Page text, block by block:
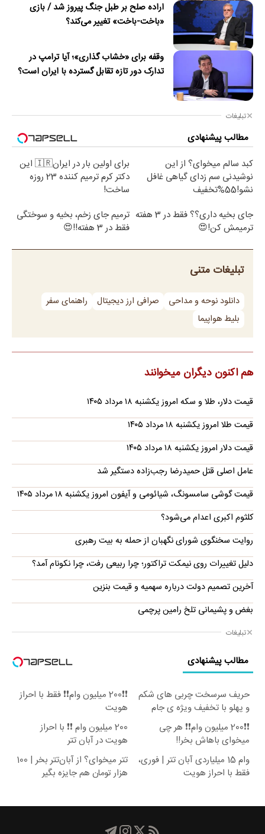
اراده صلح بر طبل جنگ پیروز شد / بازی
«باخت-باخت» تغییر می‌کند؟
وقفه برای «خشاب گذاری»؛ آیا ترامپ در
تدارک دور تازه تقابل گسترده با ایران است؟
تبلیغات
مطالب پیشنهادی
کبد سالم میخوای؟ از این
نوشیدنی سم زدای گیاهی غافل
نشو!55%تخفیف
برای اولین بار در ایران🇮🇷 این
دکتر کرم ترمیم کننده 23 روزه
ساخت!
جای بخیه داری؟؟ فقط در 3 هفته
ترمیمش کن!😍
ترمیم جای زخم، بخیه و سوختگی
فقط در 3 هفته!!😍
تبلیغات متنی
دانلود نوحه و مداحی صرافی ارز دیجیتال
راهنمای سفر
بلیط هواپیما
هم اکنون دیگران میخوانند
قیمت دلار، طلا و سکه امروز یکشنبه ۱۸ مرداد ۱۴۰۵
قیمت طلا امروز یکشنبه ۱۸ مرداد ۱۴۰۵
قیمت دلار امروز یکشنبه ۱۸ مرداد ۱۴۰۵
عامل اصلی قتل حمیدرضا رجب‌زاده دستگیر شد
قیمت گوشی سامسونگ، شیائومی و آیفون امروز یکشنبه ۱۸ مرداد ۱۴۰۵
کلثوم اکبری اعدام می‌شود؟
روایت سخنگوی شورای نگهبان از حمله به بیت رهبری
دلیل تغییرات روی نیمکت تراکتور؛ چرا ربیعی رفت، چرا نکونام آمد؟
آخرین تصمیم دولت درباره سهمیه و قیمت بنزین
بغض و پشیمانی تلخ رامین پرچمی
تبلیغات
مطالب پیشنهادی
حریف سرسخت چربی های شکم
و پهلو با تخفیف ویژه ی جام
جهانی
❗❗200 میلیون وام❗❗ فقط با احراز
هویت
❗❗200 میلیون وام❗❗ هر چی
میخوای باهاش بخر!!
200 میلیون وام ❗❗ با احراز
هویت در آبان تتر
وام 15 میلیاردی آبان تتر | فوری،
فقط با احراز هویت
تتر میخوای؟ از آبان‌تتر بخر | 100
هزار تومان هم جایزه بگیر